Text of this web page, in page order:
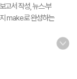
고서 작성, 뉴스·부
make로 완성하는